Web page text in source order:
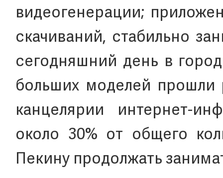
видеогенерации;
скачиваний, стабильно
сегодняшний день в
больших моделей прошли
канцелярии интернет-
около 30% от общего
Пекину продолжать